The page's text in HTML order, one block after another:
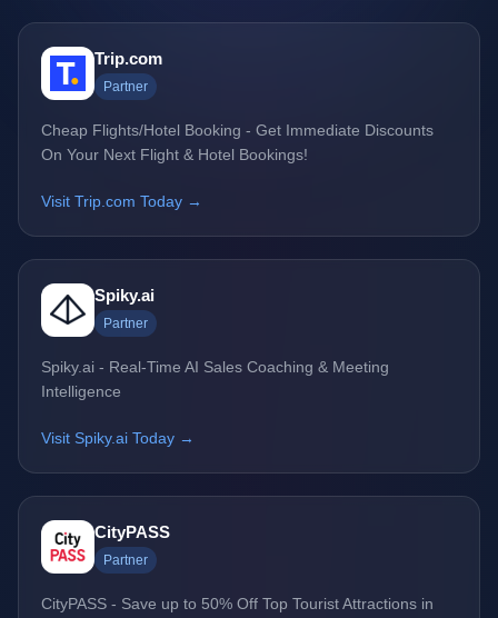
Trip.com
Partner
Cheap Flights/Hotel Booking - Get Immediate Discounts
On Your Next Flight & Hotel Bookings!
Visit Trip.com Today →
Spiky.ai
Partner
Spiky.ai - Real-Time AI Sales Coaching & Meeting
Intelligence
Visit Spiky.ai Today →
CityPASS
Partner
CityPASS - Save up to 50% Off Top Tourist Attractions in